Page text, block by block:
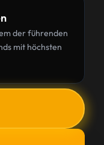
der führenden
mit höchsten